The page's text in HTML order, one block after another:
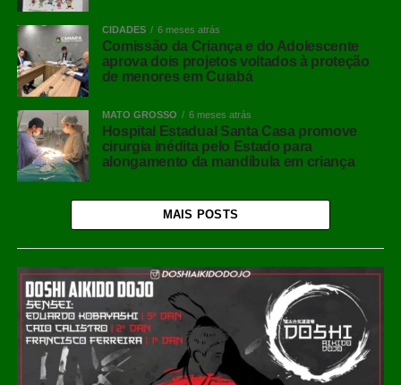
CIDADES 6 meses atrás
Comissão da Criança e do Adolescente
aprova dois projetos voltados à proteção
de menores em Cuiabá
MATO GROSSO 6 meses atrás
Hospital Estadual Santa Casa promove
cirurgia inédita pelo Estado para
alongamento da mandíbula em criança
MAIS POSTS